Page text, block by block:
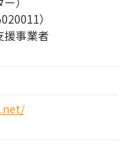
）
援事業者